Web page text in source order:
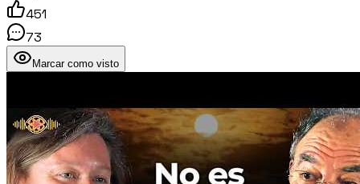
451
73
Marcar como visto